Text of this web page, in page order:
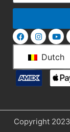
Dutch
Copyright